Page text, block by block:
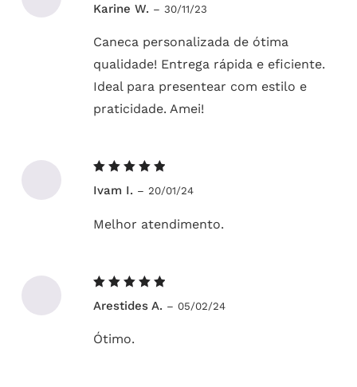
5de 5
Karine W. – 30/11/23
Caneca personalizada de ótima
qualidade! Entrega rápida e eficiente.
Ideal para presentear com estilo e
praticidade. Amei!
5de 5
Ivam I. – 20/01/24
Melhor atendimento.
5de 5
Arestides A. – 05/02/24
Ótimo.